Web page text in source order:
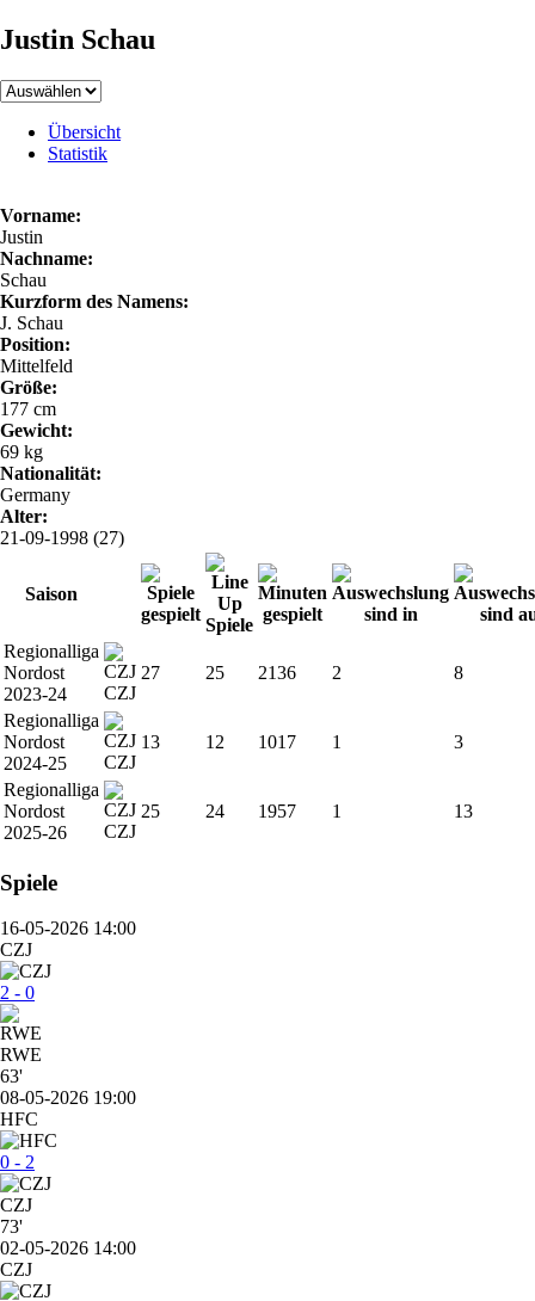
Justin Schau
Übersicht
Statistik
Vorname:
Justin
Nachname:
Schau
Kurzform des Namens:
J. Schau
Position:
Mittelfeld
Größe:
177 cm
Gewicht:
69 kg
Nationalität:
Germany
Alter:
21-09-1998 (27)
Saison
Regionalliga
Nordost
2023-24
CZJ
27 25 2136 2 8
Regionalliga
Nordost
2024-25
CZJ
13 12 1017 1 3
Regionalliga
Nordost
2025-26
CZJ
25 24 1957 1 13
Spiele
16-05-2026 14:00
CZJ
2 - 0
RWE
63'
08-05-2026 19:00
HFC
0 - 2
CZJ
73'
02-05-2026 14:00
CZJ